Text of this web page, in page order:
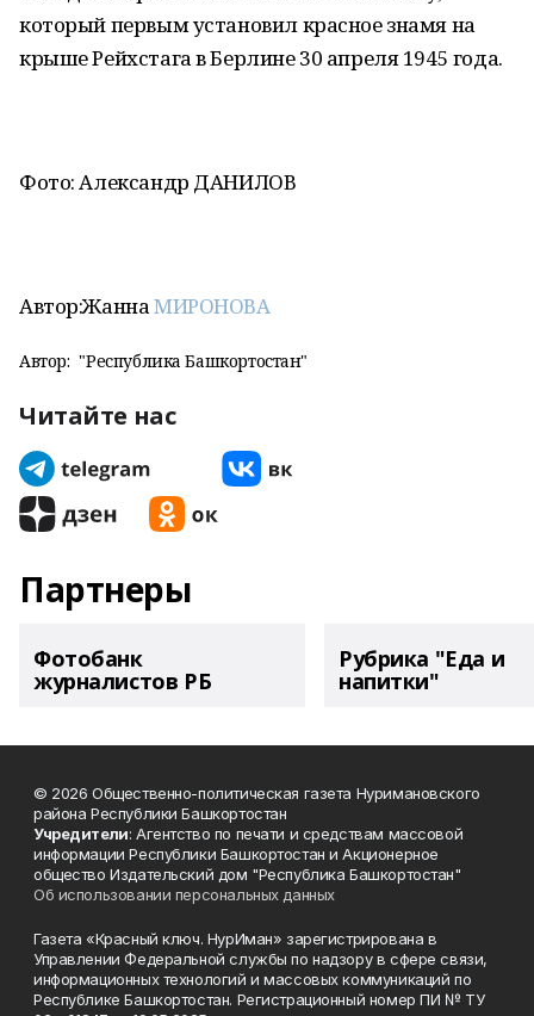
который первым установил красное знамя на
крыше Рейхстага в Берлине 30 апреля 1945 года.
Фото: Александр ДАНИЛОВ
Автор:ЖаннаМИРОНОВА
Автор: "Республика Башкортостан"
Читайте нас
Партнеры
Фотобанк
журналистов РБ
Рубрика "Еда и
напитки"
© 2026 Общественно-политическая газета Нуримановского
района Республики Башкортостан
Учредители: Агентство по печати и средствам массовой
информации Республики Башкортостан и Акционерное
общество Издательский дом "Республика Башкортостан"
Об использовании персональных данных
Газета «Красный ключ. НурИман» зарегистрирована в
Управлении Федеральной службы по надзору в сфере связи,
информационных технологий и массовых коммуникаций по
Республике Башкортостан. Регистрационный номер ПИ № ТУ